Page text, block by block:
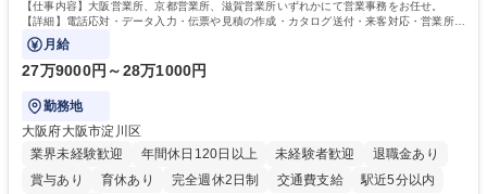
す。 学歴・資格 学歴：大学院 大学 高専 短大 専修学校 高校 語学力： 資
格：
【仕事内容】大阪営業所、京都営業所、滋賀営業所いずれかにて営業事務をお任せ。
【詳細】電話応対・データ入力・伝票や見積の作成・カタログ送付・来客対応・営業所内
で発生する事務業務や業務改善をお任せ。
月給
27万9000円～28万1000円
勤務地
大阪府大阪市淀川区
業界未経験歓迎
年間休日120日以上 未経験者歓迎
退職金あり
賞与あり
育休あり 完全週休2日制 交通費支給 駅近5分以内